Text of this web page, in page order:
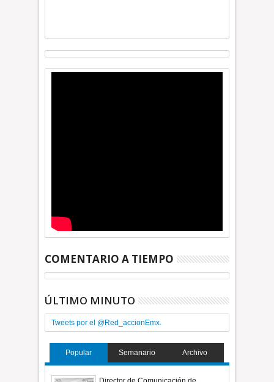
COMENTARIO A TIEMPO
ÚLTIMO MINUTO
Tweets por el @Red_accionEmx.
Popular Semanario Archivo